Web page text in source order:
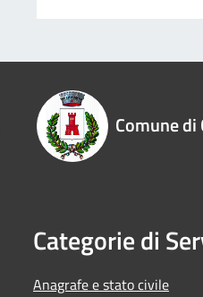
Comune di
Categorie di
Anagrafe e stato civile